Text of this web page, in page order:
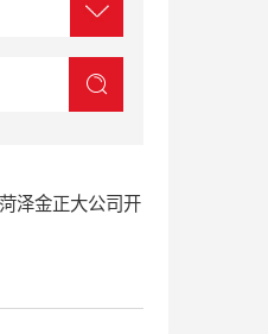
泽金正大公司开